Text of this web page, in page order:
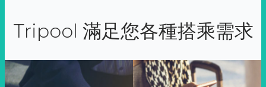
Tripool 滿足您各種搭乘需求